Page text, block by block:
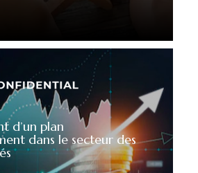
d’un plan
dans le secteur des